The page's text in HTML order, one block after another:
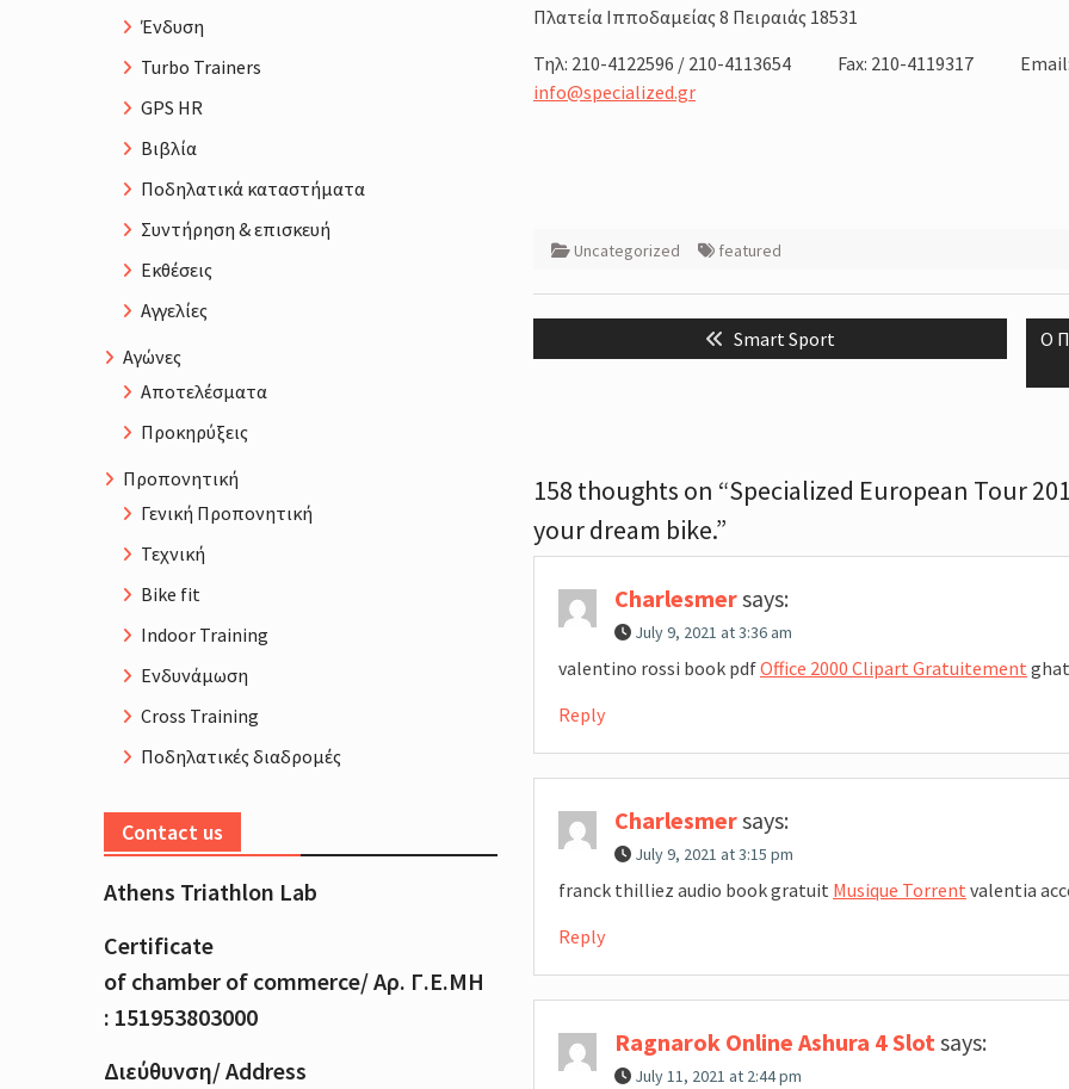
Πλατεία Ιπποδαμείας 8 Πειραιάς 18531
Τηλ: 210-4122596 / 210-4113654 Fax: 210-4119317 Email:
info@specialized.gr
Uncategorized featured
Post
navigation
Previous
post:
Smart Sport
Ο
158 thoughts on “Specialized European Tour
your dream bike.”
Charlesmersays:
July 9, 2021 at 3:36 am
valentino rossi book pdfOffice 2000 Clipart Gratuitement
Reply
Charlesmersays:
July 9, 2021 at 3:15 pm
franck thilliez audio book gratuit Musique Torrent valentia
Reply
Ragnarok Online Ashura 4 Slotsays:
July 11, 2021 at 2:44 pm
Ένδυση
Turbo Trainers
GPS HR
Βιβλία
Ποδηλατικά καταστήματα
Συντήρηση & επισκευή
Εκθέσεις
Αγγελίες
Αγώνες
Αποτελέσματα
Προκηρύξεις
Προπονητική
Γενική Προπονητική
Τεχνική
Bike fit
Indoor Training
Ενδυνάμωση
Cross Training
Ποδηλατικές διαδρομές
Contact us
Athens Triathlon Lab
Certificate
of chamber of commerce/Αρ. Γ.Ε.ΜΗ
: 151953803000
Διεύθυνση/ Address